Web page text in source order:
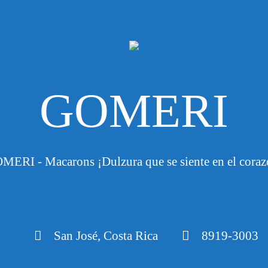
GOMERI
- Macarons ¡Dulzura que se siente en el
San José, Costa Rica 8919-3003